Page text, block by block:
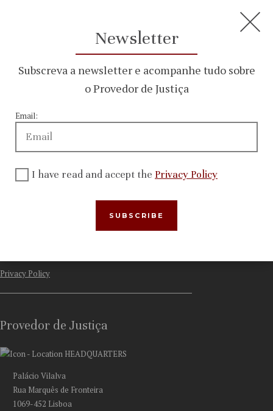
Who We Are
Recommendations and other decisions
International networks
Privacy Policy
Provedor de Justiça
HEADQUARTERS
Palácio Vilalva
Rua Marquês de Fronteira
1069-452 Lisboa
Newsletter
Subscreva a newsletter e acompanhe tudo sobre
o Provedor de Justiça
Email:
I have read and accept the Privacy Policy